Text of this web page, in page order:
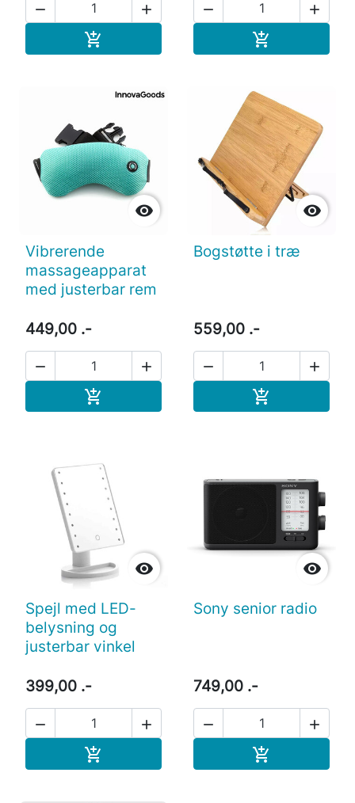
 

 


Vibrerende
massageapparat
med justerbar rem
449,00 .-
 


Bogstøtte i træ
559,00 .-
 


Spejl med LED-
belysning og
justerbar vinkel
399,00 .-
 


Sony senior radio
749,00 .-
 
